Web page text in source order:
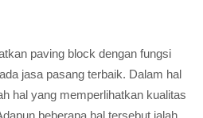
paving block dengan fungsi
jasa pasang terbaik. Dalam hal
hal yang memperlihatkan kualitas
beberapa hal tersebut ialah